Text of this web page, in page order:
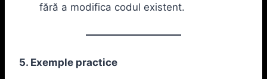
fără a modifica codul existent.
5. Exemple practice